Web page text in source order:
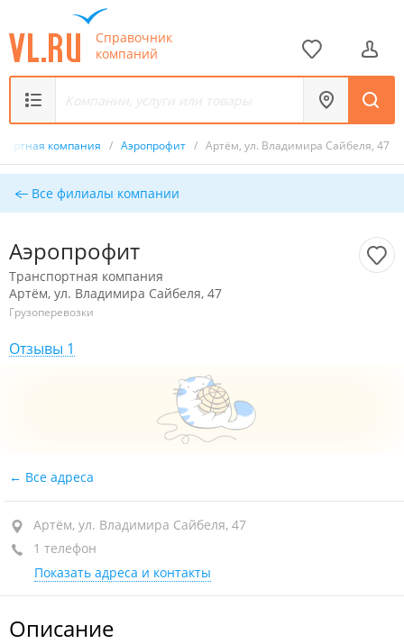
Справочник
компаний
компания / Аэропрофит / Артём, ул. Владимира Сайбеля, 47
Все филиалы компании
Аэропрофит
Транспортная компания
Артём, ул. Владимира Сайбеля, 47
Грузоперевозки
Отзывы 1
Все адреса
Артём, ул. Владимира Сайбеля, 47
1 телефон
Показать адреса и контакты
Описание